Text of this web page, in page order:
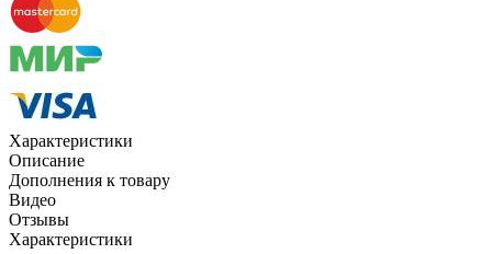
Характеристики
Описание
Дополнения к товару
Видео
Отзывы
Характеристики